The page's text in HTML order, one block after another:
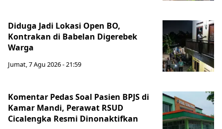
Diduga Jadi Lokasi Open BO,
Kontrakan di Babelan Digerebek
Warga
Jumat, 7 Agu 2026 - 21:59
Komentar Pedas Soal Pasien BPJS di
Kamar Mandi, Perawat RSUD
Cicalengka Resmi Dinonaktifkan